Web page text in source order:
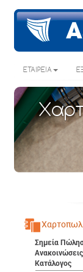
ΕΤΑΙΡΕΙΑ
Σημεία
Ανακοινώσεις
Κατάλογος